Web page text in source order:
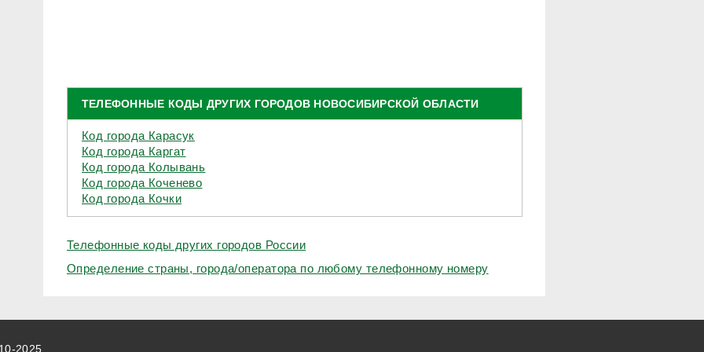
ТЕЛЕФОННЫЕ КОДЫ ДРУГИХ ГОРОДОВ НОВОСИБИРСКОЙ ОБЛАСТИ
Код города Карасук
Код города Каргат
Код города Колывань
Код города Коченево
Код города Кочки
Телефонные коды других городов России
Определение страны, города/оператора по любому телефонному номеру
2025